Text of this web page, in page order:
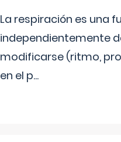
La respiración es una
independientemente
modificarse (ritmo,
en el p...